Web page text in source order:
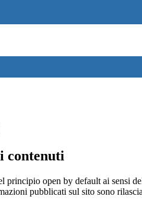
contenuti
principio open by default ai sensi
pubblicati sul sito sono